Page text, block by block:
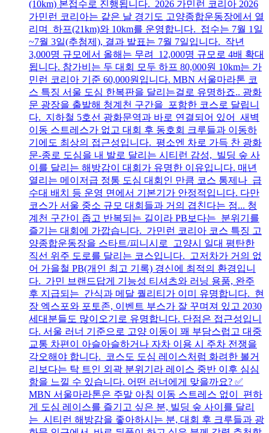
(10km) 본접수로 진행됩니다. 2026 가민런 코리아 2026
가민런 코리아는 같은 날 경기도 고양종합운동장에서 열
리며 하프(21km)와 10km를 운영합니다. 접수는 7월 1일
~7월 3일(추첨제), 결과 발표는 7월 7일입니다. 작년
3,000명 규모에서 올해는 무려 12,000명 규모로 4배 확대
됩니다. 참가비는 두 대회 모두 하프 80,000원 10km는 가
민런 코리아 기준 60,000원입니다. MBN 서울마라톤 코
스 특징 서울 도심 한복판을 달리는걸로 유명하죠.. 광화
문 광장을 출발해 청계천 구간을 포함한 코스로 달립니
다. 지하철 5호선 광화문역과 바로 연결되어 있어 새벽
이동 스트레스가 없고 대회 후 동호회 크루들과 이동하
기에도 최상의 접근성입니다. 평소엔 차로 가득 찬 광화
문-종로 도심을 내 발로 달리는 시티런 감성, 빌딩 숲 사
이를 달리는 해방감이 대회가 유명한 이유입니다. 매년
열리는 메이저급 정통 도심 대회인 만큼 코스 통제나 급
수대 배치 등 운영 면에서 기본기가 안정적입니다. 다만
코스가 서울 중소 규모 대회들과 거의 겹친다는 점... 청
계천 구간이 좁고 반복되는 길이라 PB보다는 분위기를
즐기는 대회에 가깝습니다. 가민런 코리아 코스 특징 고
양종합운동장을 스타트/피니시로 고양시 일대 평탄한
직선 위주 도로를 달리는 코스입니다. 고저차가 거의 없
어 가을철 PB(개인 최고 기록) 경신에 최적의 환경입니
다. 가민 브랜드답게 기능성 티셔츠와 러닝 용품, 완주
후 지급되는 간식과 메달 퀄리티가 이미 유명합니다. 현
장 엑스포와 포토존, 이벤트 부스가 잘 꾸며져 있고 2030
세대분들도 많이오기로 유명합니다. 단점은 접근성입니
다. 서울 러너 기준으로 고양 이동이 꽤 부담스럽고 대중
교통 차편이 아슬아슬하거나 자차 이용 시 주차 전쟁을
각오해야 합니다. 코스도 도심 레이스처럼 화려한 볼거
리보다는 탁 트인 외곽 분위기라 레이스 중반 이후 심심
함을 느낄 수 있습니다. 어떤 러너에게 맞을까요? ✅
MBN 서울마라톤은 주말 아침 이동 스트레스 없이 편하
게 도심 레이스를 즐기고 싶은 분, 빌딩 숲 사이를 달리
는 시티런 해방감을 좋아하시는 분, 대회 후 크루들과 광